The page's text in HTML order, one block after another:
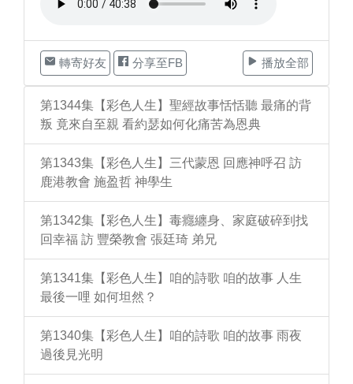
轉寄好友 分享至FB 播放全部
第1344集【彩色人生】聖經故事恬恬聽 最痛的背
叛 竟來自至親 看約瑟如何化痛苦為恩典
第1343集【彩色人生】三代蒙恩 回應神呼召 訪
鹿港教會 施盈哲 神學生
第1342集【彩色人生】毒癮纏身、家庭破碎到找
回幸福 訪 豐榮教會 張廷琦 弟兄
第1341集【彩色人生】咱的詩歌 咱的故事 人生
最後一哩 如何坦然？
第1340集【彩色人生】咱的詩歌 咱的故事 雨夜
過後見光明